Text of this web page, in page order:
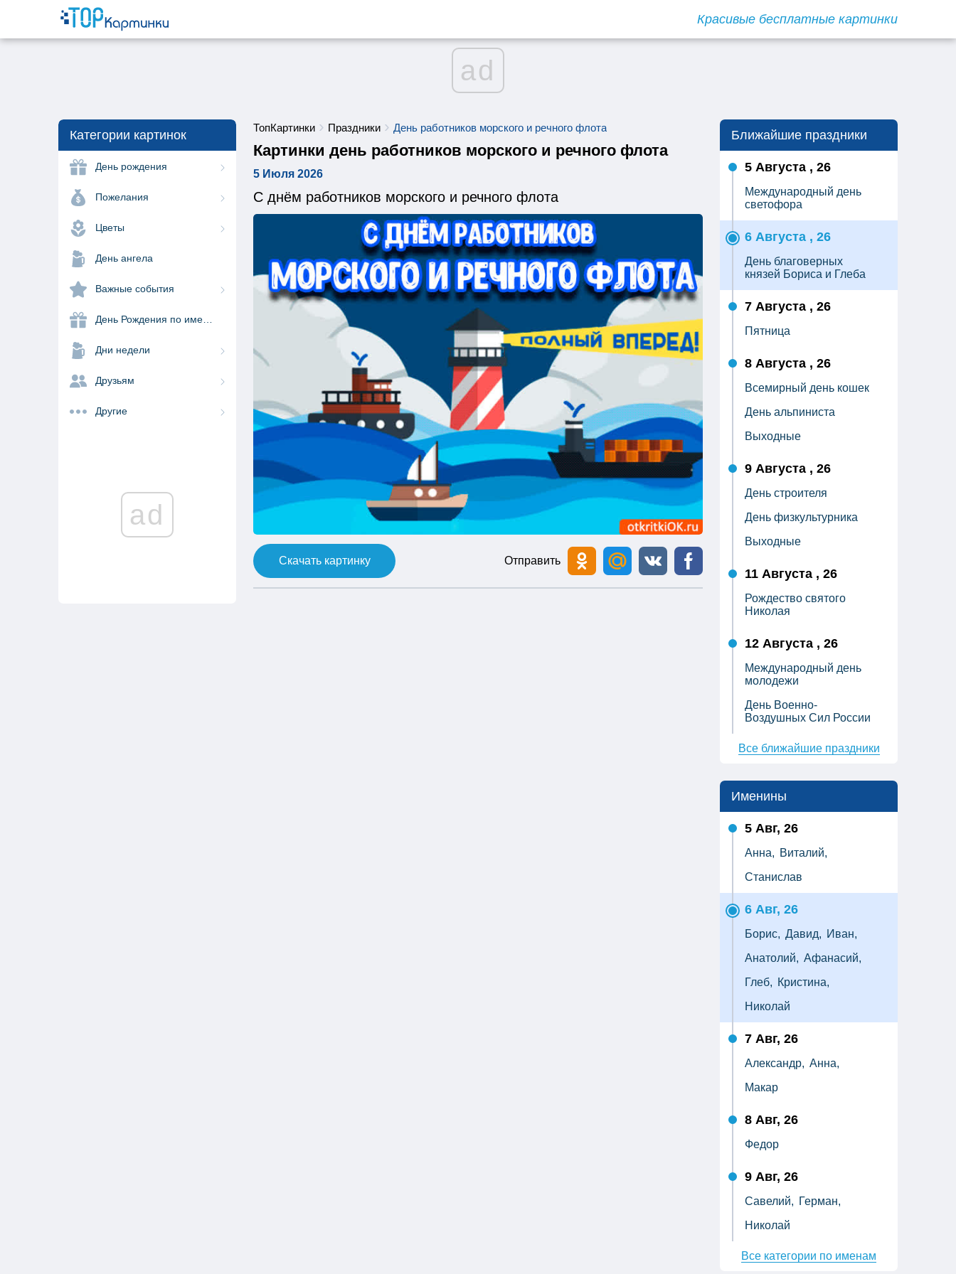
Красивые бесплатные картинки
ad
Категории картинок
День рождения
Пожелания
Цветы
День ангела
Важные события
Дни недели
Друзьям
Другие
ad
ТопКартинки Праздники День работников морского и речного флота
Картинки день работников морского и речного флота
5 Июля 2026
С днём работников морского и речного флота
Скачать картинку Отправить
Ближайшие праздники
5 Августа , 26
Международный день
светофора
6 Августа , 26
День благоверных
князей Бориса и Глеба
7 Августа , 26
Пятница
8 Августа , 26
Всемирный день кошек
День альпиниста
Выходные
9 Августа , 26
День строителя
День физкультурника
Выходные
11 Августа , 26
Рождество святого
Николая
12 Августа , 26
Международный день
молодежи
День Военно-
Воздушных Сил России
Все ближайшие праздники
Именины
5 Авг, 26
Анна, Виталий,
Станислав
6 Авг, 26
Борис, Давид, Иван,
Анатолий, Афанасий,
Глеб, Кристина,
Николай
7 Авг, 26
Александр, Анна,
Макар
8 Авг, 26
Федор
9 Авг, 26
Савелий, Герман,
Николай
Все категории по именам